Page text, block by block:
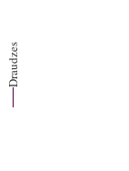
Draudzes